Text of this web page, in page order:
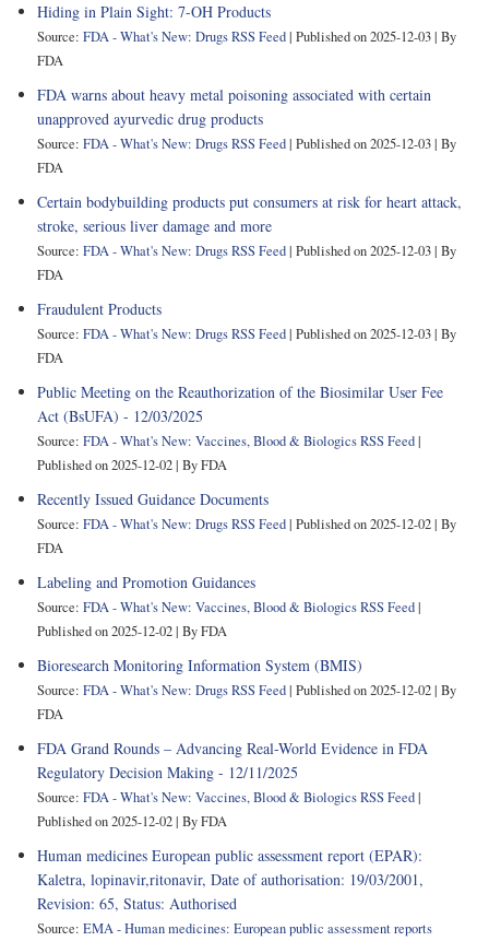
Hiding in Plain Sight: 7-OH Products
Source: FDA - What's New: Drugs RSS Feed Published on 2025-12-03 By
FDA
FDA warns about heavy metal poisoning associated with certain
unapproved ayurvedic drug products
Source: FDA - What's New: Drugs RSS Feed Published on 2025-12-03 By
FDA
Certain bodybuilding products put consumers at risk for heart attack,
stroke, serious liver damage and more
Source: FDA - What's New: Drugs RSS Feed Published on 2025-12-03 By
FDA
Fraudulent Products
Source: FDA - What's New: Drugs RSS Feed Published on 2025-12-03 By
FDA
Public Meeting on the Reauthorization of the Biosimilar User Fee
Act (BsUFA) - 12/03/2025
Source: FDA - What's New: Vaccines, Blood & Biologics RSS Feed
Published on 2025-12-02 By FDA
Recently Issued Guidance Documents
Source: FDA - What's New: Drugs RSS Feed Published on 2025-12-02 By
FDA
Labeling and Promotion Guidances
Source: FDA - What's New: Vaccines, Blood & Biologics RSS Feed
Published on 2025-12-02 By FDA
Bioresearch Monitoring Information System (BMIS)
Source: FDA - What's New: Drugs RSS Feed Published on 2025-12-02 By
FDA
FDA Grand Rounds – Advancing Real-World Evidence in FDA
Regulatory Decision Making - 12/11/2025
Source: FDA - What's New: Vaccines, Blood & Biologics RSS Feed
Published on 2025-12-02 By FDA
Human medicines European public assessment report (EPAR):
Kaletra, lopinavir,ritonavir, Date of authorisation: 19/03/2001,
Revision: 65, Status: Authorised
Source: EMA - Human medicines: European public assessment reports